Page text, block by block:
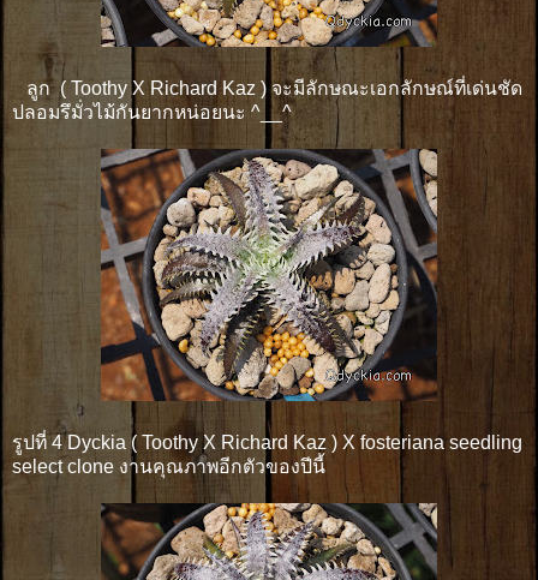
ลูก ( Toothy X Richard Kaz ) จะมีลักษณะเอกลักษณ์ที่เด่นชัด
ปลอมรึมั่วไม้กันยากหน่อยนะ ^__^
รูปที่ 4 Dyckia ( Toothy X Richard Kaz ) X fosteriana seedling
select clone งานคุณภาพอีกตัวของปีนี้